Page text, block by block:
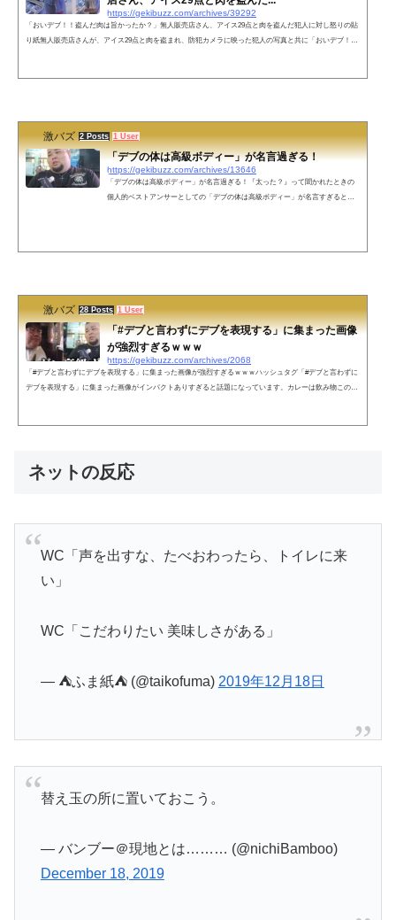
https://gekibuzz.com/archives/39292
「おいデブ！！盗んだ肉は旨かったか？」無人販売店さん、アイス29点と肉を盗んだ犯人に対し怒りの貼
り紙無人販売店さんが、アイス29点と肉を盗まれ、防犯カメラに映った犯人の写真と共に「おいデブ！！
激バズ 2 Posts 1 User
「デブの体は高級ボディー」が名言過ぎる！
https://gekibuzz.com/archives/13646
「デブの体は高級ボディー」が名言過ぎる！『太った？』って聞かれたときの
個人的ベストアンサーとしての「デブの体は高級ボディー」が名言すぎると反
激バズ 28 Posts 1 User
「#デブと言わずにデブを表現する」に集まった画像
が強烈すぎるｗｗｗ
https://gekibuzz.com/archives/2068
「#デブと言わずにデブを表現する」に集まった画像が強烈すぎるｗｗｗハッシュタグ「#デブと言わずに
デブを表現する」に集まった画像がインパクトありすぎると話題になっています。カレーは飲み物この指
ネットの反応
WC「声を出すな、たべおわったら、トイレに来
い」
WC「こだわりたい 美味しさがある」
— ⛺ふま紙⛺ (@taikofuma) 2019年12月18日
替え玉の所に置いておこう。
— バンブー＠現地とは……… (@nichiBamboo)
December 18, 2019